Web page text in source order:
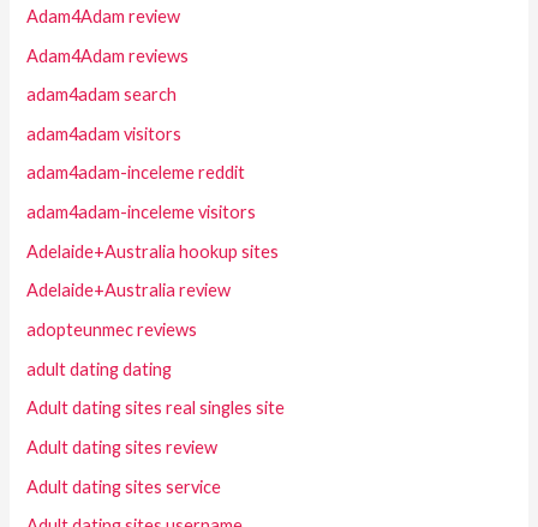
Adam4Adam review
Adam4Adam reviews
adam4adam search
adam4adam visitors
adam4adam-inceleme reddit
adam4adam-inceleme visitors
Adelaide+Australia hookup sites
Adelaide+Australia review
adopteunmec reviews
adult dating dating
Adult dating sites real singles site
Adult dating sites review
Adult dating sites service